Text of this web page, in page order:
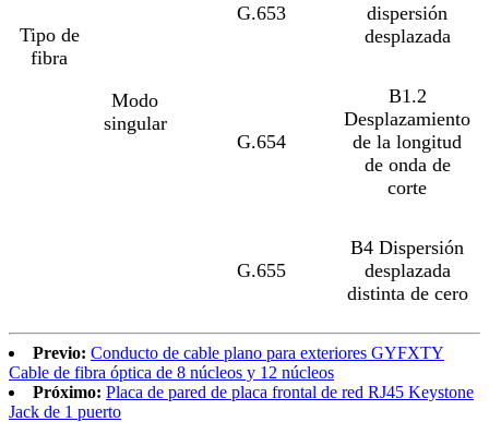
Tipo de
fibra
Modo
singular
G.653
dispersión
desplazada
G.654
B1.2
Desplazamiento
de la longitud
de onda de
corte
G.655
B4 Dispersión
desplazada
distinta de cero
Previo: Conducto de cable plano para exteriores GYFXTY
Cable de fibra óptica de 8 núcleos y 12 núcleos
Próximo: Placa de pared de placa frontal de red RJ45 Keystone
Jack de 1 puerto